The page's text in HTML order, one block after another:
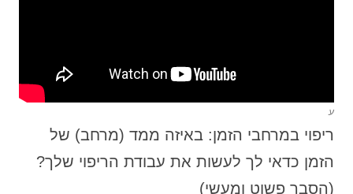
ע
ריפוי במרחבי הזמן: באיזה ממד (מרחב) של
הזמן כדאי לך לעשות את עבודת הריפוי שלך?
(הסבר פשוט ומעשי)